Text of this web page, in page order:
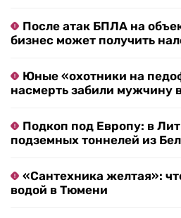
После атак БПЛА на
бизнес может получить
Юные «охотники на
насмерть забили мужчину
Подкоп под Европу: в
подземных тоннелей из
«Сантехника желтая»:
водой в Тюмени